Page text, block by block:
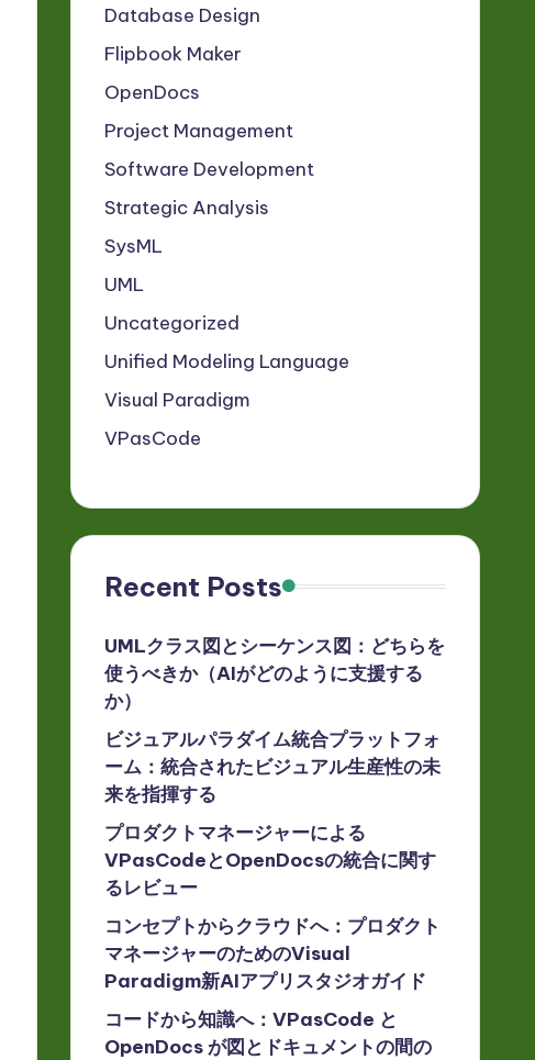
Database Design
Flipbook Maker
OpenDocs
Project Management
Software Development
Strategic Analysis
SysML
UML
Uncategorized
Unified Modeling Language
Visual Paradigm
VPasCode
Recent Posts
UMLクラス図とシーケンス図：どちらを
使うべきか（AIがどのように支援する
か）
ビジュアルパラダイム統合プラットフォ
ーム：統合されたビジュアル生産性の未
来を指揮する
プロダクトマネージャーによる
VPasCodeとOpenDocsの統合に関す
るレビュー
コンセプトからクラウドへ：プロダクト
マネージャーのためのVisual
Paradigm新AIアプリスタジオガイド
コードから知識へ：VPasCode と
OpenDocs が図とドキュメントの間の